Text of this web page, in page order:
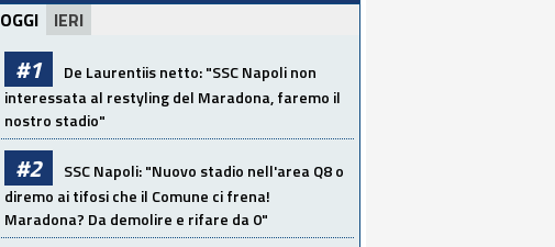
OGGI IERI
#1
De Laurentiis netto: "SSC Napoli non
interessata al restyling del Maradona, faremo il
nostro stadio"
#2
SSC Napoli: "Nuovo stadio nell'area Q8 o
diremo ai tifosi che il Comune ci frena!
Maradona? Da demolire e rifare da 0"